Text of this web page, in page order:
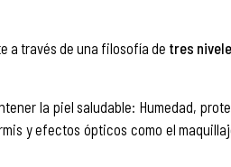
a través de una filosofía de tres
la piel saludable: Humedad,
y efectos ópticos como el